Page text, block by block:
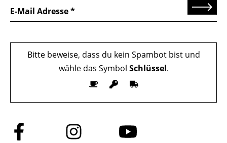
E-Mail Adresse Senden
Bitte beweise, dass du kein Spambot bist und
wähle das Symbol Schlüssel.
Folge
Folge
Folge